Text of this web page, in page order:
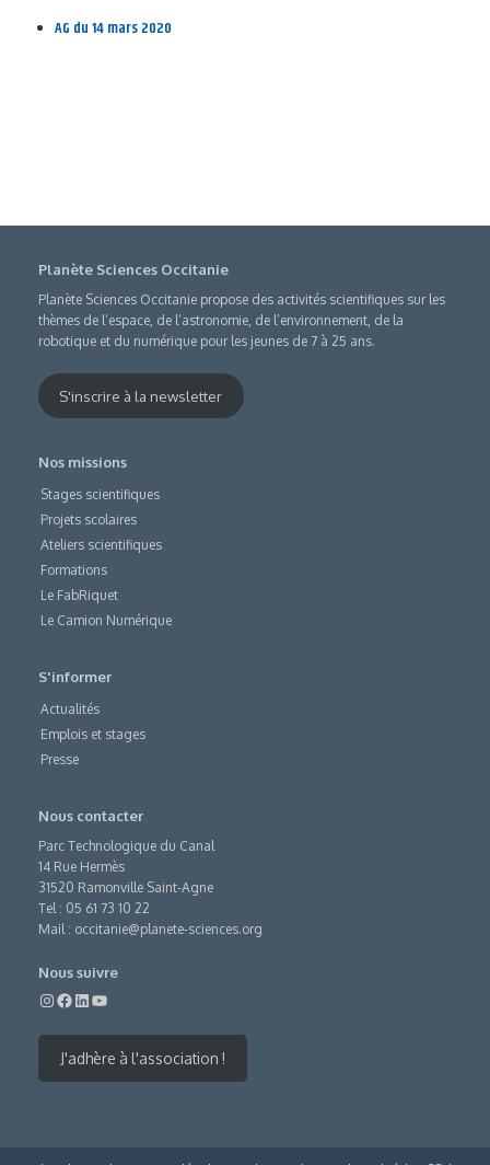
AG du 14 mars 2020
Planète Sciences Occitanie
Planète Sciences Occitanie propose des activités scientifiques sur les
thèmes de l’espace, de l’astronomie, de l’environnement, de la
robotique et du numérique pour les jeunes de 7 à 25 ans.
S'inscrire à la newsletter
Nos missions
Stages scientifiques
Projets scolaires
Ateliers scientifiques
Formations
Le FabRiquet
Le Camion Numérique
S'informer
Actualités
Emplois et stages
Presse
Nous contacter
Parc Technologique du Canal
14 Rue Hermès
31520 Ramonville Saint-Agne
Tel : 05 61 73 10 22
Mail : occitanie@planete-sciences.org
Nous suivre
J'adhère à l'association !